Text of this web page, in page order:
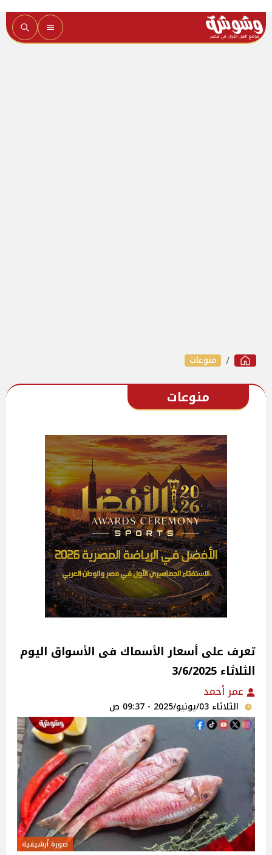
منوعات
منوعات
تعرف على أسعار الأسماك فى الأسواق‎‎ اليوم
الثلاثاء 3/6/2025
عمر أحمد
الثلاثاء 03/يونيو/2025 - 09:37 ص
صورة أرشيفية